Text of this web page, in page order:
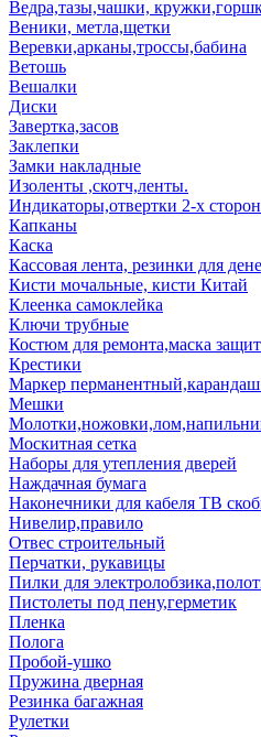
Ведра,тазы,чашки,
Веники, метла,щетки
Веревки,арканы,троссы,бабина
Ветошь
Вешалки
Диски
Завертка,засов
Заклепки
Замки накладные
Изоленты ,скотч,ленты.
Индикаторы,отвертки 2-х
Капканы
Каска
Кассовая лента, резинки для
Кисти мочальные, кисти Китай
Клеенка самоклейка
Ключи трубные
Костюм для ремонта,маска
Крестики
Маркер
Мешки
Москитная сетка
Наборы для утепления дверей
Наждачная бумага
Наконечники для кабеля ТВ
Нивелир,правило
Отвес строительный
Перчатки, рукавицы
Пилки для
Пистолеты под пену,герметик
Пленка
Полога
Пробой-ушко
Пружина дверная
Резинка багажная
Рулетки